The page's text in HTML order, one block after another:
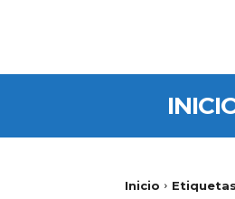
Inicio Etiquetas